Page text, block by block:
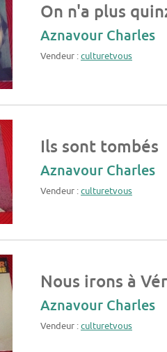
On n'a plus
Aznavour Charles
Vendeur :culturetvous
Ils sont tombés
Aznavour Charles
Vendeur :culturetvous
Nous irons à
Aznavour Charles
Vendeur :culturetvous